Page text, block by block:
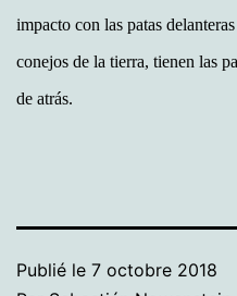
impacto con las patas
conejos de la tierra, tienen las
de atrás.
Publié le 7 octobre 2018